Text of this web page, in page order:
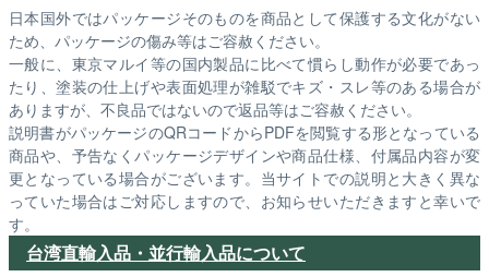
日本国外ではパッケージそのものを商品として保護する文化がない
ため、パッケージの傷み等はご容赦ください。
一般に、東京マルイ等の国内製品に比べて慣らし動作が必要であっ
たり、塗装の仕上げや表面処理が雑駁でキズ・スレ等のある場合が
ありますが、不良品ではないので返品等はご容赦ください。
説明書がパッケージのQRコードからPDFを閲覧する形となっている
商品や、予告なくパッケージデザインや商品仕様、付属品内容が変
更となっている場合がございます。当サイトでの説明と大きく異な
っていた場合はご対応しますので、お知らせいただきますと幸いで
す。
台湾直輸入品・並行輸入品について